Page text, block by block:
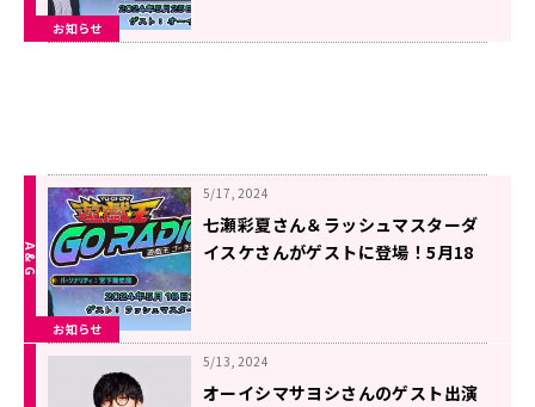
お知らせ
お知らせ
5/17, 2024
七瀬彩夏さん＆ラッシュマスターダ
イスケさんがゲストに登場！5月18
5/13, 2024
オーイシマサヨシさんのゲスト出演